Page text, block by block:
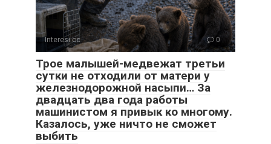
Interesi.cc 0
Трое малышей-медвежат третьи
сутки не отходили от матери у
железнодорожной насыпи… За
двадцать два года работы
машинистом я привык ко многому.
Казалось, уже ничто не сможет
выбить